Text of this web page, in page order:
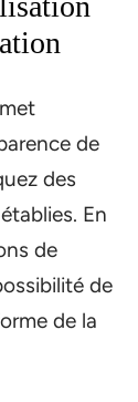
de
des
En
de
de
de la